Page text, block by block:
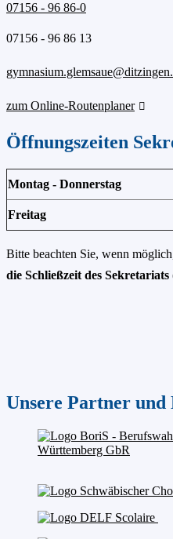
07156 - 96 86-0
07156 - 96 86 13
zum Online-Routenplaner
Öffnungszeiten
Montag - Donnerstag
Freitag
Bitte beachten Sie, wenn
die Schließzeit des
Unsere Partner und